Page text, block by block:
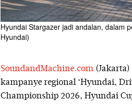
Hyundai Stargazer jadi andalan, dalam
Hyundai)
SoundandMachine.com(Jakarta)
kampanye regional ‘Hyundai,
Championship 2026, Hyundai